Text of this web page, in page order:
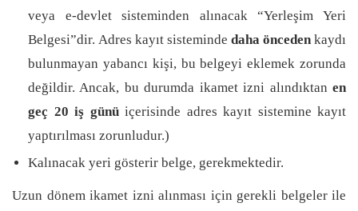
veya e-devlet sisteminden alınacak “Yerleşim Yeri
Belgesi”dir. Adres kayıt sisteminde daha önceden kaydı
bulunmayan yabancı kişi, bu belgeyi eklemek zorunda
değildir. Ancak, bu durumda ikamet izni alındıktan en
geç 20 iş günüiçerisinde adres kayıt sistemine kayıt
yaptırılması zorunludur.)
Kalınacak yeri gösterir belge, gerekmektedir.
Uzun dönem ikamet izni alınması için gerekli belgeler ile